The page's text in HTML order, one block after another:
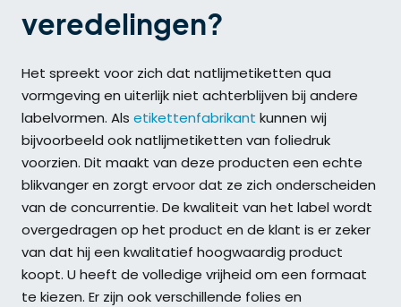
veredelingen?
Het spreekt voor zich dat natlijmetiketten qua
vormgeving en uiterlijk niet achterblijven bij andere
labelvormen. Als etikettenfabrikant kunnen wij
bijvoorbeeld ook natlijmetiketten van foliedruk
voorzien. Dit maakt van deze producten een echte
blikvanger en zorgt ervoor dat ze zich onderscheiden
van de concurrentie. De kwaliteit van het label wordt
overgedragen op het product en de klant is er zeker
van dat hij een kwalitatief hoogwaardig product
koopt. U heeft de volledige vrijheid om een formaat
te kiezen. Er zijn ook verschillende folies en